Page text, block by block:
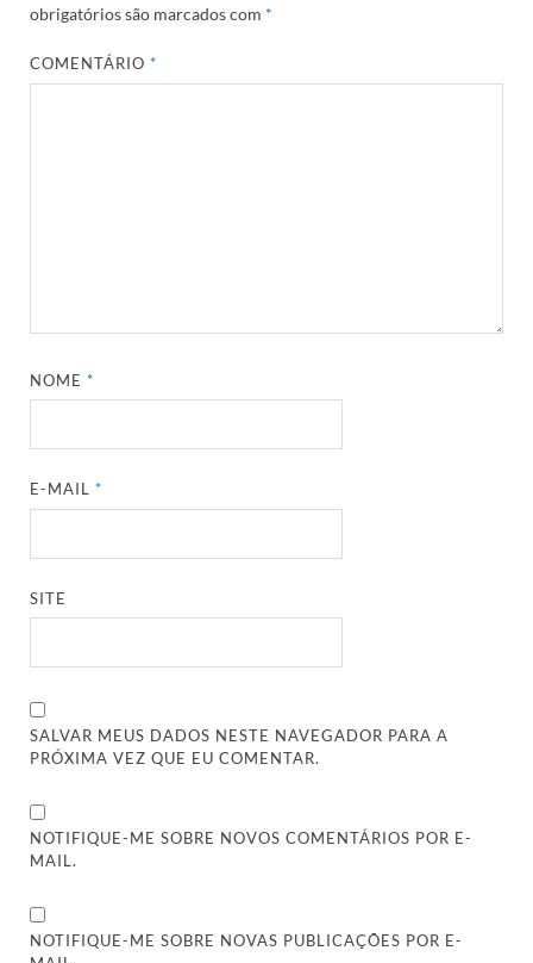
obrigatórios são marcados com *
COMENTÁRIO*
NOME*
E-MAIL*
SITE
SALVAR MEUS DADOS NESTE NAVEGADOR PARA A
PRÓXIMA VEZ QUE EU COMENTAR.
NOTIFIQUE-ME SOBRE NOVOS COMENTÁRIOS POR E-
MAIL.
NOTIFIQUE-ME SOBRE NOVAS PUBLICAÇÕES POR E-